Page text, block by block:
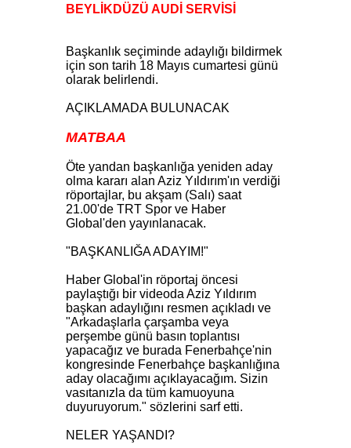
BEYLİKDÜZÜ AUDİ SERVİSİ
Başkanlık seçiminde adaylığı bildirmek
için son tarih 18 Mayıs cumartesi günü
olarak belirlendi.
AÇIKLAMADA BULUNACAK
MATBAA
Öte yandan başkanlığa yeniden aday
olma kararı alan Aziz Yıldırım'ın verdiği
röportajlar, bu akşam (Salı) saat
21.00'de TRT Spor ve Haber
Global'den yayınlanacak.
"BAŞKANLIĞA ADAYIM!"
Haber Global'in röportaj öncesi
paylaştığı bir videoda Aziz Yıldırım
başkan adaylığını resmen açıkladı ve
"Arkadaşlarla çarşamba veya
perşembe günü basın toplantısı
yapacağız ve burada Fenerbahçe'nin
kongresinde Fenerbahçe başkanlığına
aday olacağımı açıklayacağım. Sizin
vasıtanızla da tüm kamuoyuna
duyuruyorum." sözlerini sarf etti.
NELER YAŞANDI?